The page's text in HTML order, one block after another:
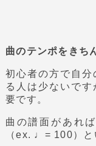
曲のテンポをきち
初心者の方で自分
る人は少ないで
要です。
曲の譜面があれ
（ex. ♩= 100）と